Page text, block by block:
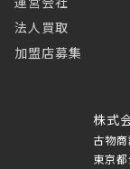
株式
古物商
東京
法人買取
加盟店募集